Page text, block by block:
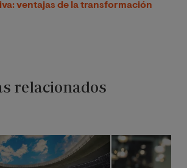
ventajas de la transformación
relacionados